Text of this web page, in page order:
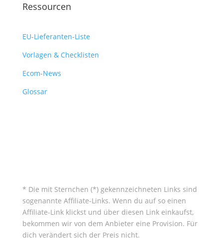
Ressourcen
EU-Lieferanten-Liste
Vorlagen & Checklisten
Ecom-News
Glossar
* Die mit Sternchen (*) gekennzeichneten Links sind
sogenannte Affiliate-Links. Wenn du auf so einen
Affiliate-Link klickst und über diesen Link einkaufst,
bekommen wir von dem Anbieter eine Provision. Für
dich verändert sich der Preis nicht.